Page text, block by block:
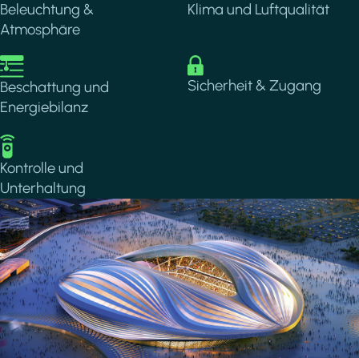
Beleuchtung &
Atmosphäre
Klima und Luftqualität
Image
Beschattung und
Energiebilanz
Image
Sicherheit & Zugang
Image
Kontrolle und
Unterhaltung